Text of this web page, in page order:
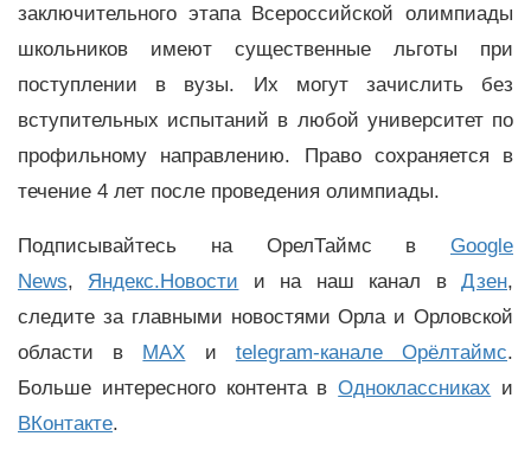
заключительного этапа Всероссийской олимпиады
школьников имеют существенные льготы при
поступлении в вузы. Их могут зачислить без
вступительных испытаний в любой университет по
профильному направлению. Право сохраняется в
течение 4 лет после проведения олимпиады.
Подписывайтесь на ОрелТаймс в Google
News, Яндекс.Новости и на наш канал вДзен,
следите за главными новостями Орла и Орловской
области в MAX и telegram-канале Орёлтаймс.
Больше интересного контента вОдноклассниках и
ВКонтакте.